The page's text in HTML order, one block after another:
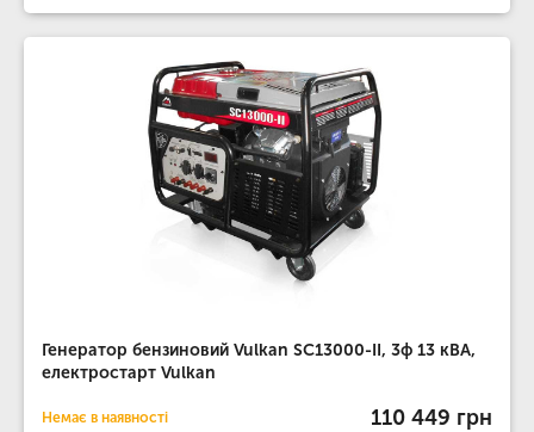
Генератор бензиновий Vulkan SC13000-II, 3ф 13 кВА,
електростарт Vulkan
Немає в наявності 110 449 грн